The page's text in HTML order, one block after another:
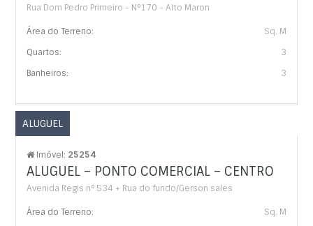
Rua Dom Pedro Primeiro - N°170 - Alto Maron
Área do Terreno:
Sq. M
Quartos:
3
Banheiros:
3
ALUGUEL
Imóvel: 25254
ALUGUEL – PONTO COMERCIAL – CENTRO
Avenida Regis n° 534 + Rua do fundo/Gerson sales
Área do Terreno:
Sq. M